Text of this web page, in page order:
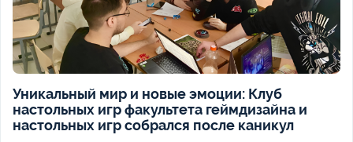
Уникальный мир и новые эмоции: Клуб
настольных игр факультета геймдизайна и
настольных игр собрался после каникул